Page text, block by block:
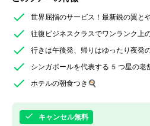
世界屈指のサービス！最新鋭の翼と
往復ビジネスクラスでワンランク上
行きは午後発、帰りはゆったり夜発
シンガポールを代表する5つ星の老
ホテルの朝食つき🍳
キャンセル無料